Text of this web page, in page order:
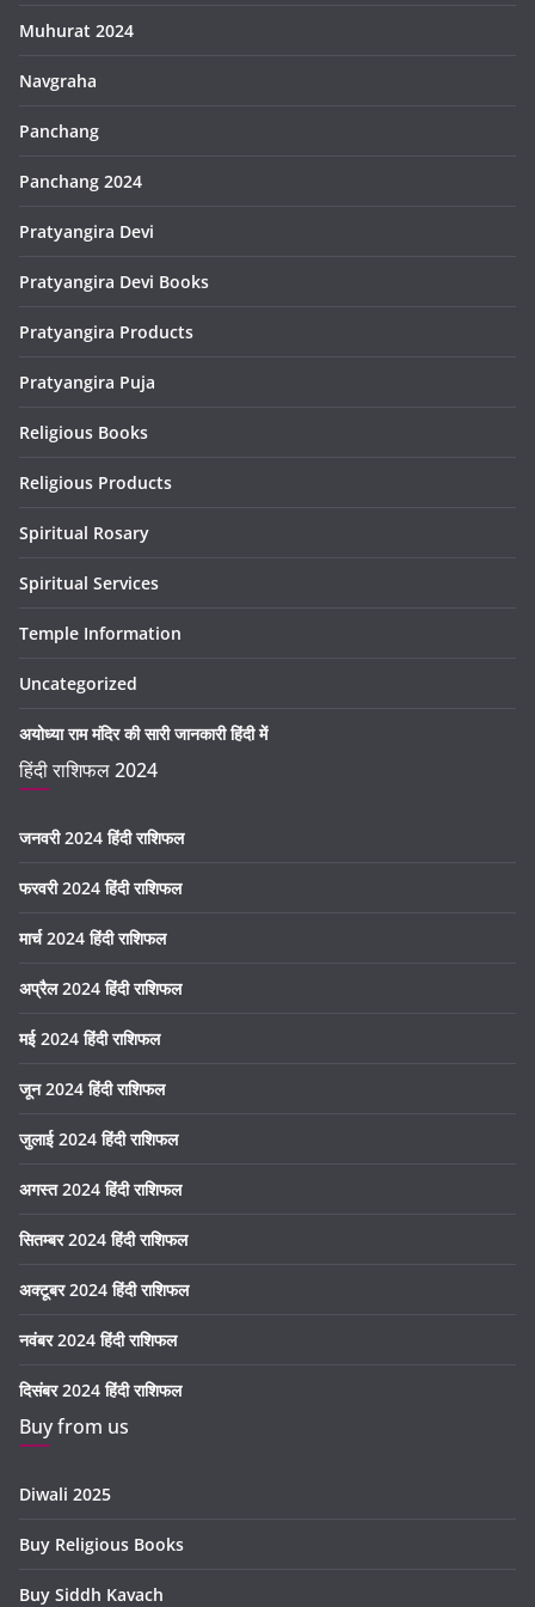
Muhurat 2024
Navgraha
Panchang
Panchang 2024
Pratyangira Devi
Pratyangira Devi Books
Pratyangira Products
Pratyangira Puja
Religious Books
Religious Products
Spiritual Rosary
Spiritual Services
Temple Information
Uncategorized
अयोध्या राम मंदिर की सारी जानकारी हिंदी में
हिंदी राशिफल 2024
जनवरी 2024 हिंदी राशिफल
फरवरी 2024 हिंदी राशिफल
मार्च 2024 हिंदी राशिफल
अप्रैल 2024 हिंदी राशिफल
मई 2024 हिंदी राशिफल
जून 2024 हिंदी राशिफल
जुलाई 2024 हिंदी राशिफल
अगस्त 2024 हिंदी राशिफल
सितम्बर 2024 हिंदी राशिफल
अक्टूबर 2024 हिंदी राशिफल
नवंबर 2024 हिंदी राशिफल
दिसंबर 2024 हिंदी राशिफल
Buy from us
Diwali 2025
Buy Religious Books
Buy Siddh Kavach